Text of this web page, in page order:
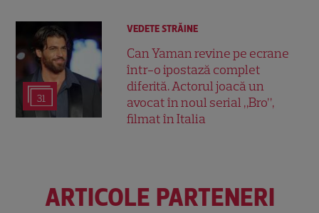
31
VEDETE STRĂINE
Can Yaman revine pe ecrane
într-o ipostază complet
diferită. Actorul joacă un
avocat în noul serial „Bro”,
filmat în Italia
ARTICOLE PARTENERI